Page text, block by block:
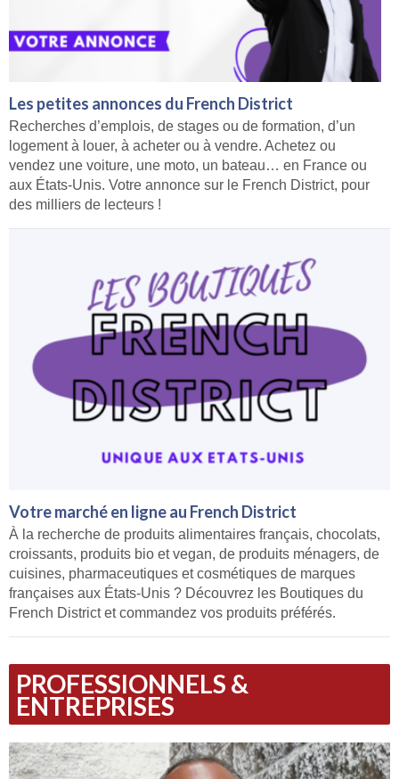
Les petites annonces du French District
Recherches d’emplois, de stages ou de formation, d’un
logement à louer, à acheter ou à vendre. Achetez ou
vendez une voiture, une moto, un bateau… en France ou
aux États-Unis. Votre annonce sur le French District, pour
des milliers de lecteurs !
Votre marché en ligne au French District
À la recherche de produits alimentaires français, chocolats,
croissants, produits bio et vegan, de produits ménagers, de
cuisines, pharmaceutiques et cosmétiques de marques
françaises aux États-Unis ? Découvrez les Boutiques du
French District et commandez vos produits préférés.
PROFESSIONNELS &
ENTREPRISES